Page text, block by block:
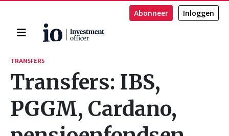
Home
Abonneer Inloggen
Zoeken
TRANSFERS
Transfers: IBS,
PGGM, Cardano,